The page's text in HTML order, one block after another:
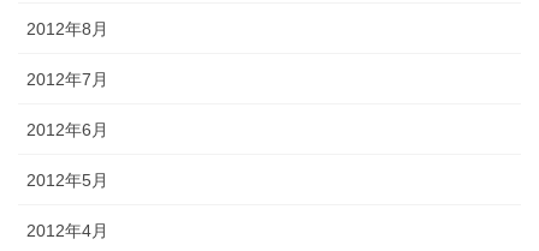
2012年8月
2012年7月
2012年6月
2012年5月
2012年4月